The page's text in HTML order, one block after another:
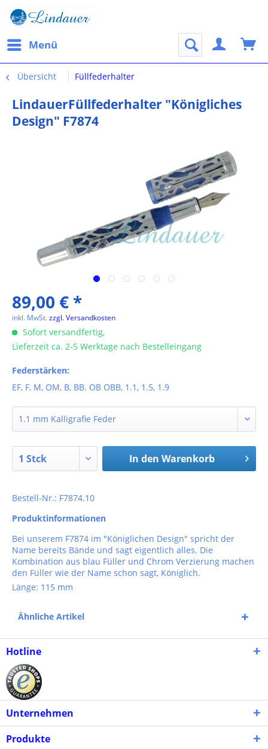
Menü
Übersicht Füllfederhalter
LindauerFüllfederhalter "Königliches
Design" F7874
89,00 € *
inkl. MwSt.zzgl. Versandkosten
Sofort versandfertig,
Lieferzeit ca. 2-5 Werktage nach Bestelleingang
Federstärken:
EF, F, M, OM, B, BB. OB OBB, 1.1, 1.5, 1.9
In den Warenkorb
Bestell-Nr.: F7874.10
Produktinformationen
Bei unserem F7874 im "Königlichen Design" spricht der
Name bereits Bände und sagt eigentlich alles. Die
Kombination aus blau Füller und Chrom Verzierung machen
den Füller wie der Name schon sagt, Königlich.
Länge: 115 mm
Ähnliche Artikel
Hotline
Unternehmen
Produkte